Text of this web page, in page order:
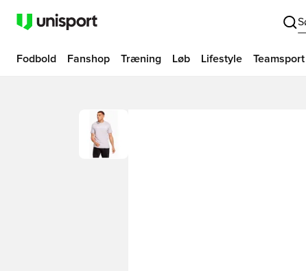
Fodbold Fanshop Træning Løb Lifestyle Teamsport